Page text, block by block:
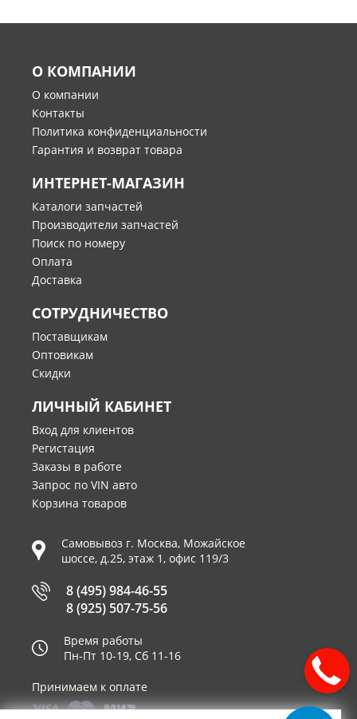
О КОМПАНИИ
О компании
Контакты
Политика конфиденциальности
Гарантия и возврат товара
ИНТЕРНЕТ-МАГАЗИН
Каталоги запчастей
Производители запчастей
Поиск по номеру
Оплата
Доставка
СОТРУДНИЧЕСТВО
Поставщикам
Оптовикам
Скидки
ЛИЧНЫЙ КАБИНЕТ
Вход для клиентов
Регистация
Заказы в работе
Запрос по VIN авто
Корзина товаров
Самовывоз г. Москва, Можайское
шоссе, д.25, этаж 1, офис 119/3
8 (495) 984-46-55
8 (925) 507-75-56
Время работы
Пн-Пт 10-19, Сб 11-16
Принимаем к оплате